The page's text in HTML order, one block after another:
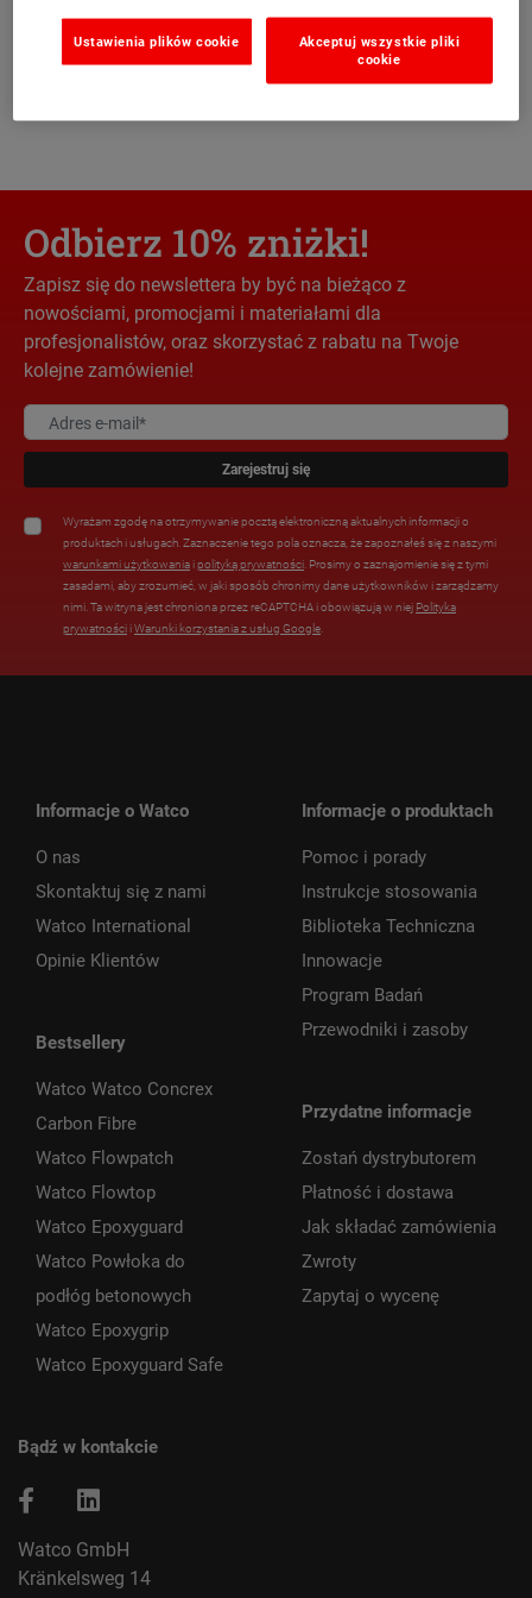
zadzwoń pod numer+48 22 152 51 45
Odbierz 10% zniżki!
Zapisz się do newslettera by być na bieżąco z
nowościami, promocjami i materiałami dla
profesjonalistów, oraz skorzystać z rabatu na Twoje
kolejne zamówienie!
Zarejestruj się
Wyrażam zgodę na otrzymywanie pocztą elektroniczną aktualnych informacji o
produktach i usługach. Zaznaczenie tego pola oznacza, że zapoznałeś się z naszymi
warunkami użytkowania ipolityką prywatności . Prosimy o zaznajomienie się z tymi
zasadami, aby zrozumieć, w jaki sposób chronimy dane użytkowników i zarządzamy
nimi. Ta witryna jest chroniona przez reCAPTCHA i obowiązują w niej Polityka
prywatności iWarunki korzystania z usług Google
Informacje o Watco
O nas
Skontaktuj się z nami
Watco International
Opinie Klientów
Bestsellery
Watco Watco Concrex
Carbon Fibre
Watco Flowpatch
Watco Flowtop
Watco Epoxyguard
Watco Powłoka do
podłóg betonowych
Watco Epoxygrip
Watco Epoxyguard Safe
Informacje o produktach
Pomoc i porady
Instrukcje stosowania
Biblioteka Techniczna
Innowacje
Program Badań
Przewodniki i zasoby
Przydatne informacje
Zostań dystrybutorem
Płatność i dostawa
Jak składać zamówienia
Zwroty
Zapytaj o wycenę
Bądź w kontakcie
Watco GmbH
Kränkelsweg 14
Akceptuj wszystkie pliki
cookie
Ustawienia plików cookie